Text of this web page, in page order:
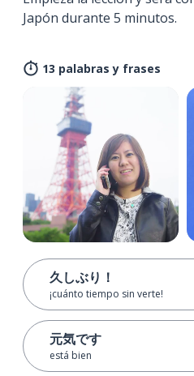
Japón durante 5 minutos.
13 palabras y frases
久しぶり！
¡cuánto tiempo sin verte!
元気です
está bien